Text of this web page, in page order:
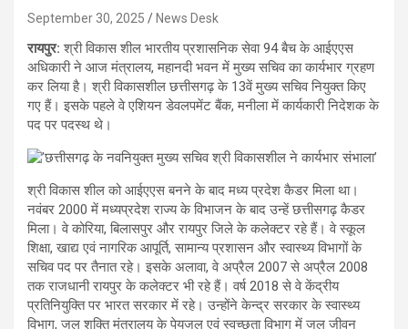
September 30, 2025 News Desk
रायपुर:श्री विकास शील भारतीय प्रशासनिक सेवा 94 बैच के आईएएस
अधिकारी ने आज मंत्रालय, महानदी भवन में मुख्य सचिव का कार्यभार ग्रहण
कर लिया है। श्री विकासशील छत्तीसगढ़ के 13वें मुख्य सचिव नियुक्त किए
गए हैं। इसके पहले वे एशियन डेवलपमेंट बैंक, मनीला में कार्यकारी निदेशक के
पद पर पदस्थ थे।
श्री विकास शील को आईएएस बनने के बाद मध्य प्रदेश कैडर मिला था।
नवंबर 2000 में मध्यप्रदेश राज्य के विभाजन के बाद उन्हें छत्तीसगढ़ कैडर
मिला। वे कोरिया, बिलासपुर और रायपुर जिले के कलेक्टर रहे हैं। वे स्कूल
शिक्षा, खाद्य एवं नागरिक आपूर्ति, सामान्य प्रशासन और स्वास्थ्य विभागों के
सचिव पद पर तैनात रहे। इसके अलावा, वे अप्रैल 2007 से अप्रैल 2008
तक राजधानी रायपुर के कलेक्टर भी रहे हैं। वर्ष 2018 से वे केंद्रीय
प्रतिनियुक्ति पर भारत सरकार में रहे। उन्होंने केन्द्र सरकार के स्वास्थ्य
विभाग, जल शक्ति मंत्रालय के पेयजल एवं स्वच्छता विभाग में जल जीवन